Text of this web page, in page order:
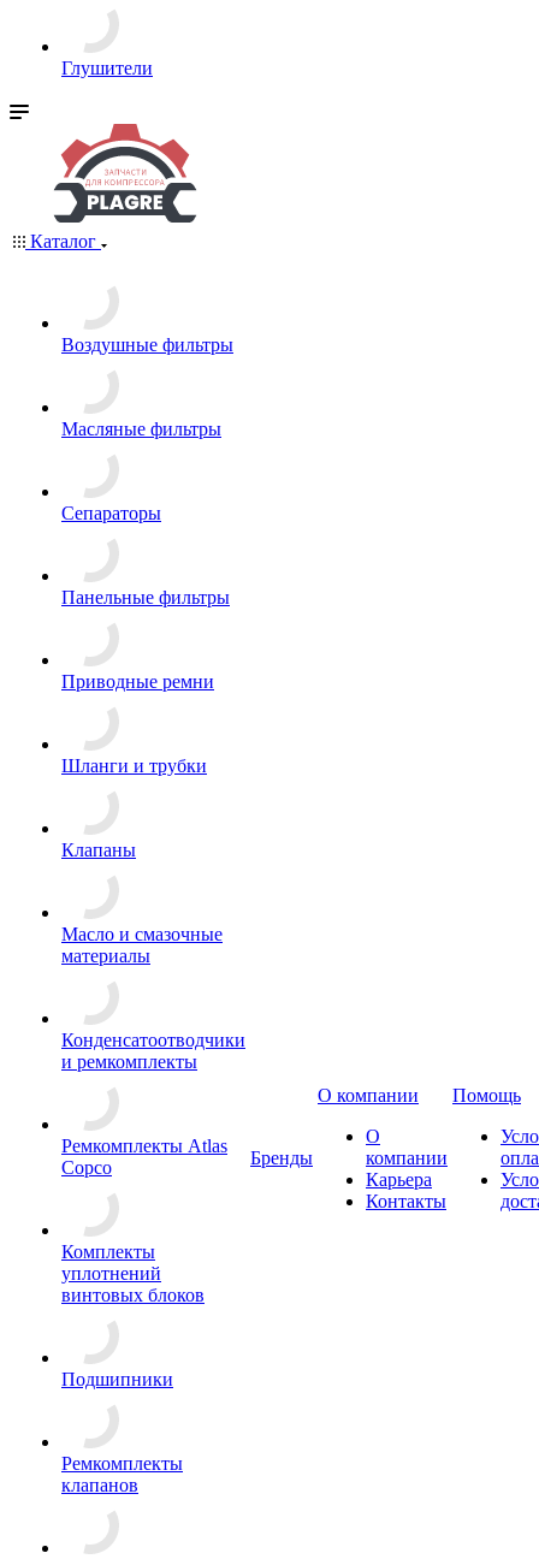
Глушители
Каталог
Воздушные фильтры
Масляные фильтры
Сепараторы
Панельные фильтры
Приводные ремни
Шланги и трубки
Клапаны
Масло и смазочные
материалы
Конденсатоотводчики
и ремкомплекты
Ремкомплекты Atlas
Copco
Комплекты
уплотнений
винтовых блоков
Подшипники
Ремкомплекты
клапанов
Бренды
О компании
О
компании
Карьера
Контакты
Помощь